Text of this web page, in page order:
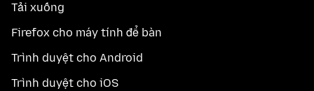
Tải xuống
Firefox cho máy tính để bàn
Trình duyệt cho Android
Trình duyệt cho iOS